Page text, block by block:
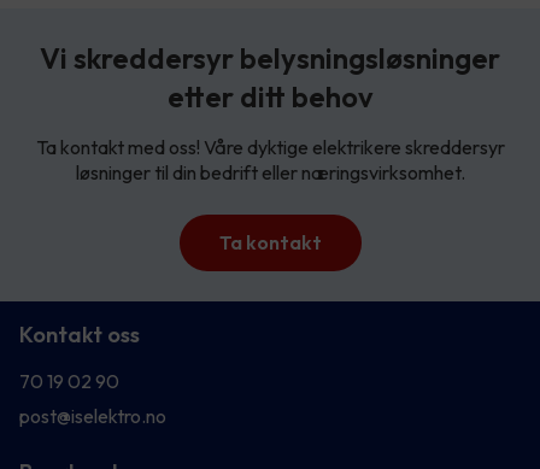
Vi skreddersyr belysningsløsninger
etter ditt behov
Ta kontakt med oss! Våre dyktige elektrikere skreddersyr
løsninger til din bedrift eller næringsvirksomhet.
Ta kontakt
Kontakt oss
70 19 02 90
post@iselektro.no